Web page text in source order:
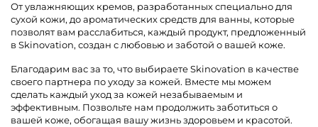
От увлажняющих кремов, разработанных специально для
сухой кожи, до ароматических средств для ванны, которые
позволят вам расслабиться, каждый продукт, предложенный
в Skinovation, создан с любовью и заботой о вашей коже.
Благодарим вас за то, что выбираете Skinovation в качестве
своего партнера по уходу за кожей. Вместе мы можем
сделать каждый уход за кожей незабываемым и
эффективным. Позвольте нам продолжить заботиться о
вашей коже, обогащая вашу жизнь здоровьем и красотой.